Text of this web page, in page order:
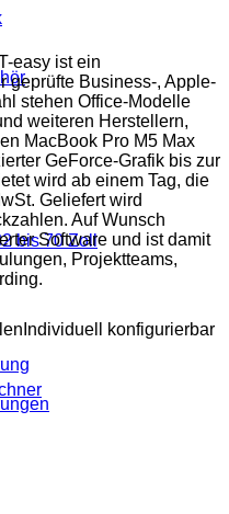
bis 70 Zoll
easy ist ein
geprüfte Business-, Apple-
stehen Office-Modelle
weiteren Herstellern,
MacBook Pro M5 Max
GeForce-Grafik bis zur
wird ab einem Tag, die
Geliefert wird
Auf Wunsch
Software und ist damit
Projektteams,
Individuell konfigurierbar